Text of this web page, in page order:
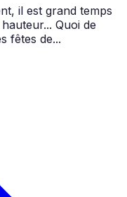
il est grand temps
Quoi de
fêtes de...